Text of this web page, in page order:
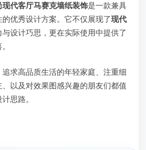
现代客厅马赛克墙纸装饰是一款兼具
优秀设计方案。它不仅展现了现代
与设计巧思，更在实际使用中提供了
追求高品质生活的年轻家庭、注重细
以及对效果图感兴趣的朋友们都值
思路。